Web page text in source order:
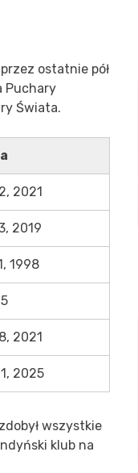
ostatnie pół
Puchary
Świata.
2021
2019
1998
2021
2025
wszystkie
klub na